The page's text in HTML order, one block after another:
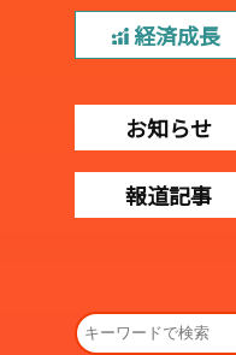
経済成長
お知らせ
報道記事